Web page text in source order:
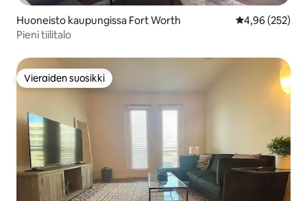
Huoneisto kaupungissa Fort Worth
4,96 (252)
Pieni tiilitalo
Vieraiden suosikki
Vieraiden suosikki